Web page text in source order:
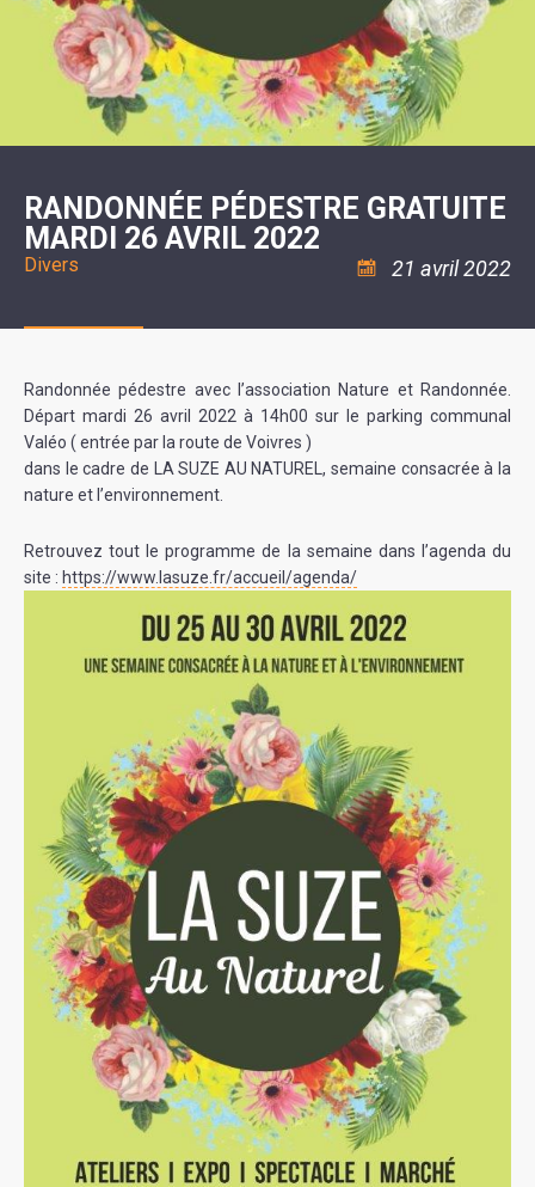
20ÈME
SIÈCLE
RÉUNIONS
CONSEIL
MUNICIPAL
ARRÊTÉS
DÉCISIONS
MAIRE
DE
LA
MINORITÉ
ÉCOLES
COLLÈGE
11
ANS
ASSOCIATION
COULÉE
ENVIRONNEMENT
L'EAU
L'ASSAINISSEMENT
AUTONOMIE
LA
POLICE
MUNICIPALE
SÉCURITÉ
MAJEURS
MUSIQUE
L'ÉCOLE
COMMUNAUTAIRE
VOIE
VERTE
VISITES
DÉCOUVERTES
RANDONNÉES
LE
CAMPING-
CARS
TENTES
ET
CARAVANES
FLUVIALE
SUZE
RANDONNÉE PÉDESTRE GRATUITE
MARDI 26 AVRIL 2022
Divers 21 avril 2022
Randonnée pédestre avec l’association Nature et Randonnée.
Départ mardi 26 avril 2022 à 14h00 sur le parking communal
Valéo ( entrée par la route de Voivres )
dans le cadre de LA SUZE AU NATUREL, semaine consacrée à la
nature et l’environnement.
Retrouvez tout le programme de la semaine dans l’agenda du
site : https://www.lasuze.fr/accueil/agenda/